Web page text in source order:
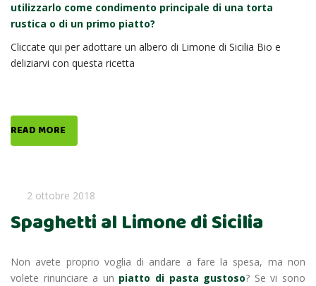
utilizzarlo come condimento principale di una torta
rustica o di un primo piatto?
Cliccate qui per adottare un albero di Limone di Sicilia Bio e
deliziarvi con questa ricetta
READ MORE
2 ottobre 2018
Spaghetti al Limone di Sicilia
Non avete proprio voglia di andare a fare la spesa, ma non
volete rinunciare a un piatto di pasta gustoso? Se vi sono